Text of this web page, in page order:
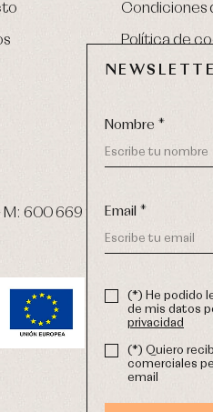
Condiciones
Política de
M: 600 669 270-email:
Nombre *
Email *
(*) He podido
de mis datos
privacidad
(*) Quiero
comerciales
email